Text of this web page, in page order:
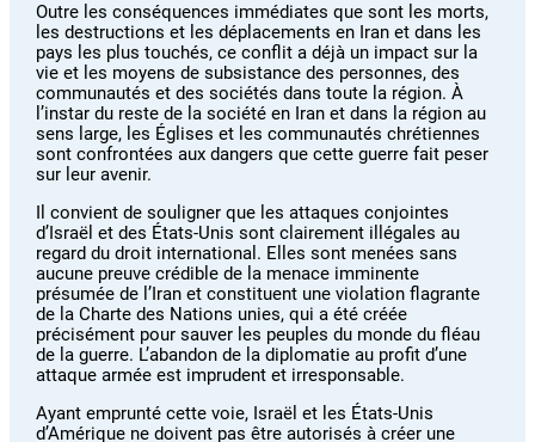
Outre les conséquences immédiates que sont les morts,
les destructions et les déplacements en Iran et dans les
pays les plus touchés, ce conflit a déjà un impact sur la
vie et les moyens de subsistance des personnes, des
communautés et des sociétés dans toute la région. À
l’instar du reste de la société en Iran et dans la région au
sens large, les Églises et les communautés chrétiennes
sont confrontées aux dangers que cette guerre fait peser
sur leur avenir.
Il convient de souligner que les attaques conjointes
d’Israël et des États-Unis sont clairement illégales au
regard du droit international. Elles sont menées sans
aucune preuve crédible de la menace imminente
présumée de l’Iran et constituent une violation flagrante
de la Charte des Nations unies, qui a été créée
précisément pour sauver les peuples du monde du fléau
de la guerre. L’abandon de la diplomatie au profit d’une
attaque armée est imprudent et irresponsable.
Ayant emprunté cette voie, Israël et les États-Unis
d’Amérique ne doivent pas être autorisés à créer une